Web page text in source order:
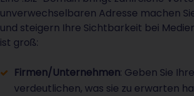
unverwechselbaren Adresse machen
und steigern Ihre Sichtbarkeit bei
ist groß:
Firmen/Unternehmen: Geben Sie
verdeutlichen, was sie zu erwarten